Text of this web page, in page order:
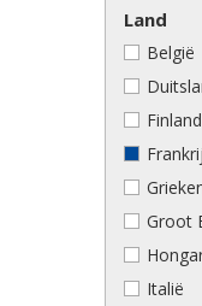
Land
België
Finland
Groot
Italië